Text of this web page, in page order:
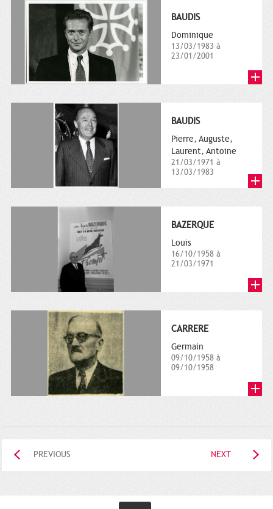
BAUDIS
Dominique
13/03/1983 à
23/01/2001
BAUDIS
Pierre, Auguste,
Laurent, Antoine
21/03/1971 à
13/03/1983
BAZERQUE
Louis
16/10/1958 à
21/03/1971
CARRERE
Germain
09/10/1958 à
09/10/1958
PREVIOUS NEXT